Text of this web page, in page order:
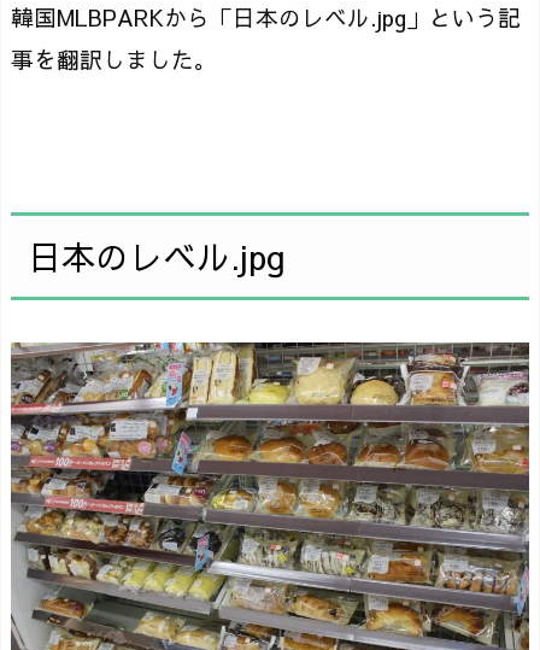
韓国MLBPARKから「日本のレベル.jpg」という記
事を翻訳しました。
日本のレベル.jpg